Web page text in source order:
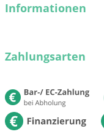
Informationen
Zahlungsarten